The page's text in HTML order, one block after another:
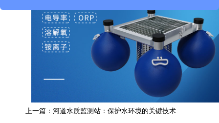
上一篇： 河道水质监测站：保护水环境的关键技术